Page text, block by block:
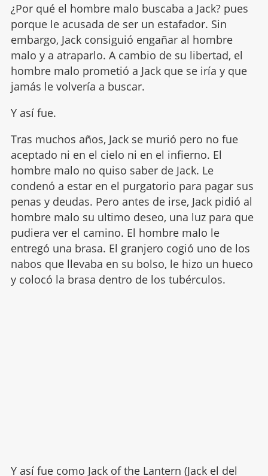
¿Por qué el hombre malo buscaba a Jack? pues
porque le acusada de ser un estafador. Sin
embargo, Jack consiguió engañar al hombre
malo y a atraparlo. A cambio de su libertad, el
hombre malo prometió a Jack que se iría y que
jamás le volvería a buscar.
Y así fue.
Tras muchos años, Jack se murió pero no fue
aceptado ni en el cielo ni en el infierno. El
hombre malo no quiso saber de Jack. Le
condenó a estar en el purgatorio para pagar sus
penas y deudas. Pero antes de irse, Jack pidió al
hombre malo su ultimo deseo, una luz para que
pudiera ver el camino. El hombre malo le
entregó una brasa. El granjero cogió uno de los
nabos que llevaba en su bolso, le hizo un hueco
y colocó la brasa dentro de los tubérculos.
Y así fue como Jack of the Lantern (Jack el del